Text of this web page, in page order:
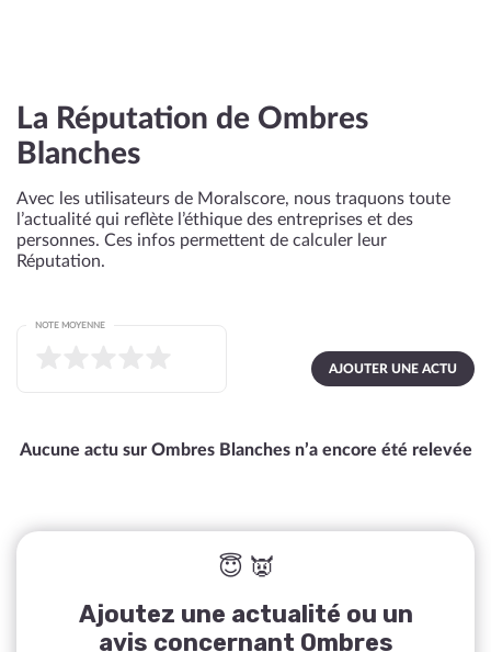
La Réputation de Ombres
Blanches
Avec les utilisateurs de Moralscore, nous traquons toute
l’actualité qui reflète l’éthique des entreprises et des
personnes. Ces infos permettent de calculer leur
Réputation.
AJOUTER UNE ACTU
NOTE MOYENNE
Aucune actu sur Ombres Blanches n’a encore été relevée
😇 👿
Ajoutez une actualité ou un
avis concernant Ombres